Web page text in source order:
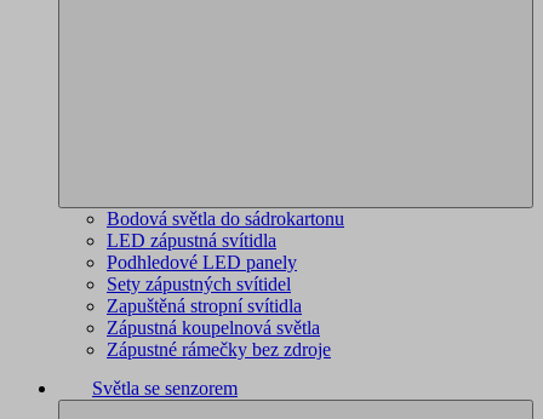
Bodová světla do sádrokartonu
LED zápustná svítidla
Podhledové LED panely
Sety zápustných svítidel
Zapuštěná stropní svítidla
Zápustná koupelnová světla
Zápustné rámečky bez zdroje
Světla se senzorem